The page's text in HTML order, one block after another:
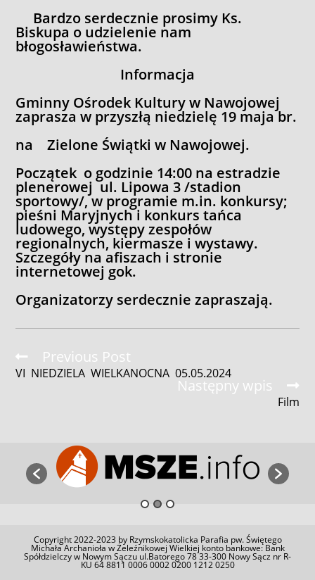
Bardzo serdecznie prosimy Ks.
Biskupa o udzielenie nam
błogosławieństwa.
Informacja
Gminny Ośrodek Kultury w Nawojowej
zaprasza w przyszłą niedzielę 19 maja br.
na Zielone Świątki w Nawojowej.
Początek o godzinie 14:00 na estradzie
plenerowej ul. Lipowa 3 /stadion
sportowy/, w programie m.in. konkursy;
pieśni Maryjnych i konkurs tańca
ludowego, występy zespołów
regionalnych, kiermasze i wystawy.
Szczegóły na afiszach i stronie
internetowej gok.
Organizatorzy serdecznie zapraszają.
Read
more
articles
Previous Post
VI NIEDZIELA WIELKANOCNA 05.05.2024
Następny wpis
Film
Copyright 2022-2023 by Rzymskokatolicka Parafia pw. Świętego
Michała Archanioła w Żeleźnikowej Wielkiej konto bankowe: Bank
Spółdzielczy w Nowym Sączu ul.Batorego 78 33-300 Nowy Sącz nr R-
KU 64 8811 0006 0002 0200 1212 0250